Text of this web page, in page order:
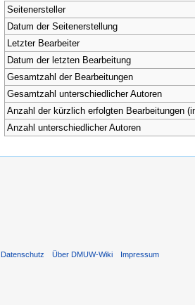
Seitenersteller
Datum der Seitenerstellung
Letzter Bearbeiter
Datum der letzten Bearbeitung
Gesamtzahl der Bearbeitungen
Gesamtzahl unterschiedlicher Autoren
Anzahl der kürzlich erfolgten Bearbeitungen
Anzahl unterschiedlicher Autoren
Datenschutz Über DMUW-Wiki Impressum